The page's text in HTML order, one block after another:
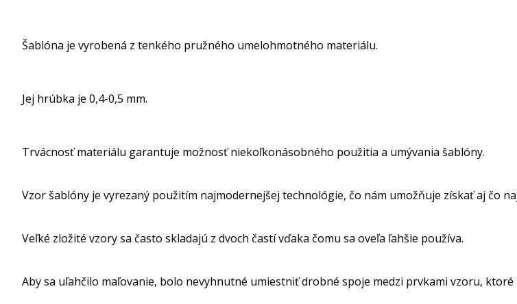
Šablóna je vyrobená z tenkého pružného umelohmotného materiálu.
Jej hrúbka je 0,4-0,5 mm.
Trvácnosť materiálu garantuje možnosť niekoľkonásobného použitia a umývania šablóny.
Vzor šablóny je vyrezaný použitím najmodernejšej technológie, čo nám umožňuje získať aj čo
Veľké zložité vzory sa často skladajú z dvoch častí vďaka čomu sa oveľa ľahšie používa.
Aby sa uľahčilo maľovanie, bolo nevyhnutné umiestniť drobné spoje medzi prvkami vzoru, ktoré